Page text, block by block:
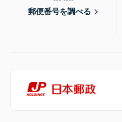
郵便番号を調べる